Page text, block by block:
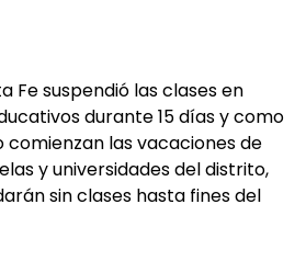
Fe suspendió las clases en
durante 15 días y como
comienzan las vacaciones de
y universidades del distrito,
sin clases hasta fines del